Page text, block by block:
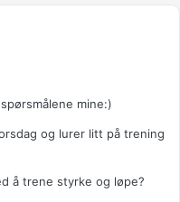
mine:)
og lurer litt på trening
å trene styrke og løpe?